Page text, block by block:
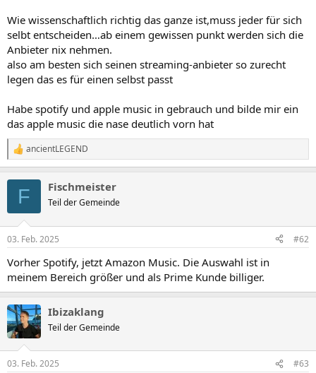
Wie wissenschaftlich richtig das ganze ist,muss jeder für sich
selbt entscheiden…ab einem gewissen punkt werden sich die
Anbieter nix nehmen.
also am besten sich seinen streaming-anbieter so zurecht
legen das es für einen selbst passt
Habe spotify und apple music in gebrauch und bilde mir ein
das apple music die nase deutlich vorn hat
R
e
e
:
ancientLEGEND
F Fischmeister
Teil der Gemeinde
03. Feb. 2025 #62
Vorher Spotify, jetzt Amazon Music. Die Auswahl ist in
meinem Bereich größer und als Prime Kunde billiger.
Ibizaklang
Teil der Gemeinde
03. Feb. 2025 #63